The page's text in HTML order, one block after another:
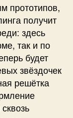
прототипов,
получит
здесь
так и по
будет
звёздочек
решётка